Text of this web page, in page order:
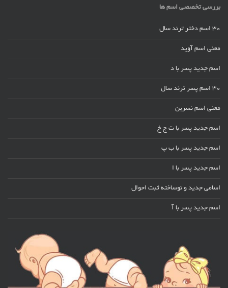
بررسی تخصصی اسم ها
30 اسم دختر ترند سال
معنی اسم آوید
اسم جدید پسر با د
30 اسم پسر ترند سال
معنی اسم نسرین
اسم جدید پسر با ت ج خ
اسم جدید پسر با ب پ
اسم جدید پسر با ا
اسامی جدید و نوساخته ثبت احوال
اسم جدید پسر با آ